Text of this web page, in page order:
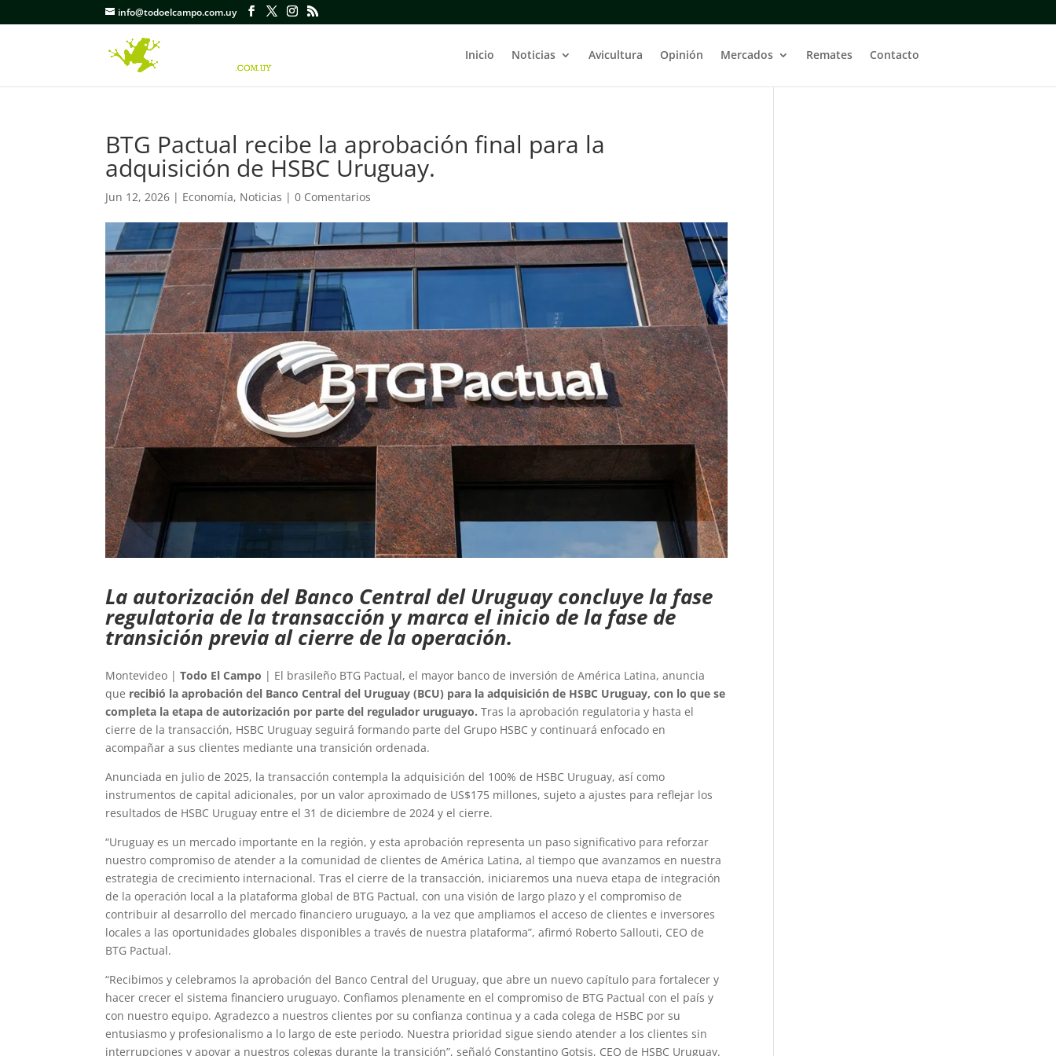
info@todoelcampo.com.uy
Inicio Noticias Avicultura Opinión Mercados Remates Contacto
BTG Pactual recibe la aprobación final para la
adquisición de HSBC Uruguay.
Jun 12, 2026 | Economía, Noticias |0 Comentarios
La autorización del Banco Central del Uruguay concluye la fase
regulatoria de la transacción y marca el inicio de la fase de
transición previa al cierre de la operación.
Montevideo |Todo El Campo | El brasileño BTG Pactual, el mayor banco de inversión de América Latina, anuncia
que recibió la aprobación del Banco Central del Uruguay (BCU) para la adquisición de HSBC Uruguay, con lo que se
completa la etapa de autorización por parte del regulador uruguayo. Tras la aprobación regulatoria y hasta el
cierre de la transacción, HSBC Uruguay seguirá formando parte del Grupo HSBC y continuará enfocado en
acompañar a sus clientes mediante una transición ordenada.
Anunciada en julio de 2025, la transacción contempla la adquisición del 100% de HSBC Uruguay, así como
instrumentos de capital adicionales, por un valor aproximado de US$175 millones, sujeto a ajustes para reflejar los
resultados de HSBC Uruguay entre el 31 de diciembre de 2024 y el cierre.
“Uruguay es un mercado importante en la región, y esta aprobación representa un paso significativo para reforzar
nuestro compromiso de atender a la comunidad de clientes de América Latina, al tiempo que avanzamos en nuestra
estrategia de crecimiento internacional. Tras el cierre de la transacción, iniciaremos una nueva etapa de integración
de la operación local a la plataforma global de BTG Pactual, con una visión de largo plazo y el compromiso de
contribuir al desarrollo del mercado financiero uruguayo, a la vez que ampliamos el acceso de clientes e inversores
locales a las oportunidades globales disponibles a través de nuestra plataforma”, afirmó Roberto Sallouti, CEO de
BTG Pactual.
“Recibimos y celebramos la aprobación del Banco Central del Uruguay, que abre un nuevo capítulo para fortalecer y
hacer crecer el sistema financiero uruguayo. Confiamos plenamente en el compromiso de BTG Pactual con el país y
con nuestro equipo. Agradezco a nuestros clientes por su confianza continua y a cada colega de HSBC por su
entusiasmo y profesionalismo a lo largo de este periodo. Nuestra prioridad sigue siendo atender a los clientes sin
interrupciones y apoyar a nuestros colegas durante la transición”, señaló Constantino Gotsis, CEO de HSBC Uruguay.